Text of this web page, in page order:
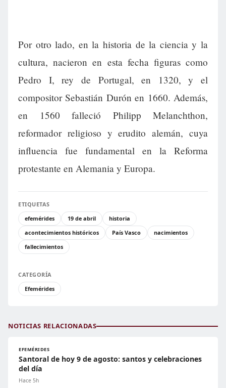
Por otro lado, en la historia de la ciencia y la
cultura, nacieron en esta fecha figuras como
Pedro I, rey de Portugal, en 1320, y el
compositor Sebastián Durón en 1660. Además,
en 1560 falleció Philipp Melanchthon,
reformador religioso y erudito alemán, cuya
influencia fue fundamental en la Reforma
protestante en Alemania y Europa.
ETIQUETAS
efemérides
19 de abril
historia
acontecimientos históricos
País Vasco
nacimientos
fallecimientos
CATEGORÍA
Efemérides
NOTICIAS RELACIONADAS
EFEMÉRIDES
Santoral de hoy 9 de agosto: santos y celebraciones
del día
Hace 5h